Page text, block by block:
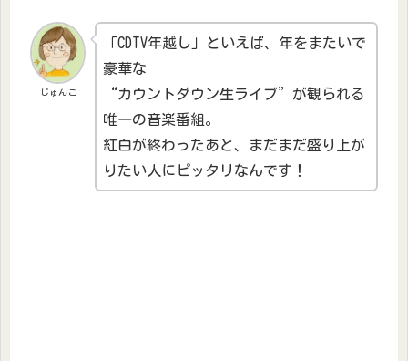
じゅんこ
「CDTV年越し」といえば、年をまたいで
豪華な
“カウントダウン生ライブ”が観られる
唯一の音楽番組。
紅白が終わったあと、まだまだ盛り上が
りたい人にピッタリなんです！